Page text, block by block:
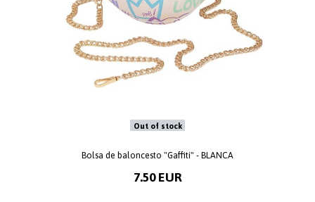
Out of stock
Bolsa de baloncesto "Gaffiti" - BLANCA
7.50 EUR